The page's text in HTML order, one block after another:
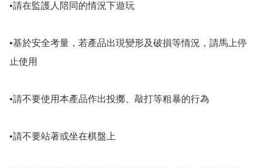
•請在監護人陪同的情況下遊玩
•基於安全考量，若產品出現變形及破損等情況，請馬上停
止使用
•請不要使用本產品作出投擲、敲打等粗暴的行為
•請不要站著或坐在棋盤上